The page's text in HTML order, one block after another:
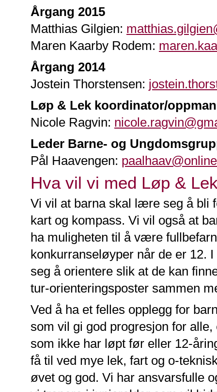
Årgang 2015
Matthias Gilgien:
Maren Kaarby Rodem:
Årgang 2014
Jostein Thorstensen:
Løp & Lek koordinator/
Nicole Ragvin:
Leder Barne- og
Pål Haavengen:
Hva vil vi med Løp &
Vi vil at barna skal lære seg å bli
kart og kompass. Vi vil også at
ha muligheten til å være
konkurranseløyper når de er 12.
seg å orientere slik at de kan
tur-orienteringsposter sammen
Ved å ha et felles opplegg for
som vil gi god progresjon for
som ikke har løpt før eller 12-
få til ved mye lek, fart og o-
øvet og god. Vi har ansvarsfulle